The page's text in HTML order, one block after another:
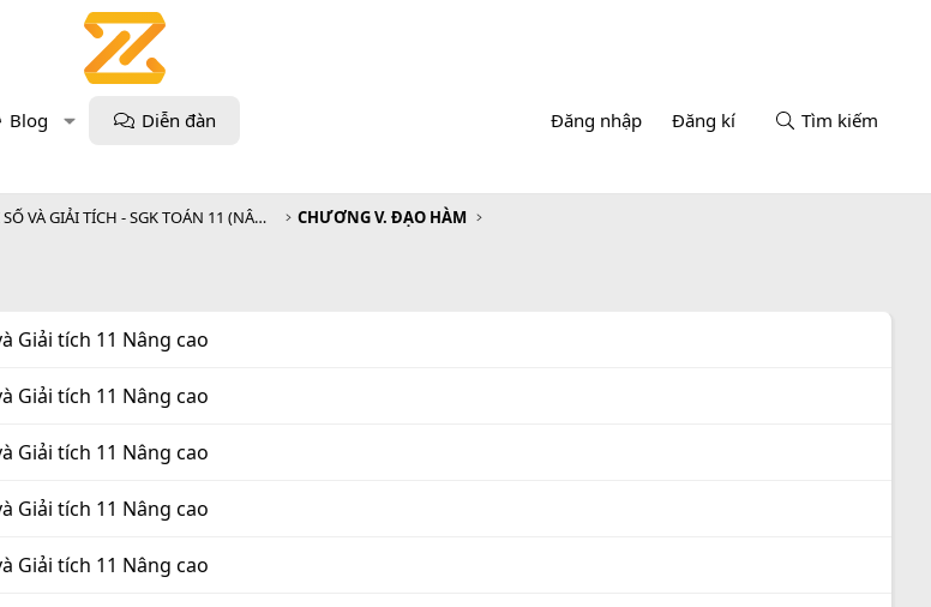
Blog Diễn đàn Đăng nhập Đăng kí Tìm kiếm
PHẦN ĐẠI SỐ VÀ GIẢI TÍCH - SGK TOÁN 11 (NÂNG CAO) CHƯƠNG V. ĐẠO HÀM
Giải tích 11 Nâng cao
Giải tích 11 Nâng cao
Giải tích 11 Nâng cao
Giải tích 11 Nâng cao
Giải tích 11 Nâng cao